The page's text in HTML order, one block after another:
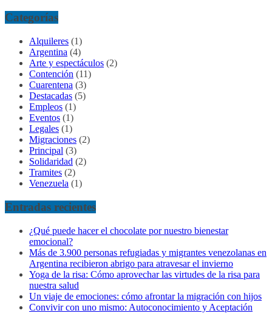
Categorías
Alquileres (1)
Argentina (4)
Arte y espectáculos (2)
Contención (11)
Cuarentena (3)
Destacadas (5)
Empleos (1)
Eventos (1)
Legales (1)
Migraciones (2)
Principal (3)
Solidaridad (2)
Tramites (2)
Venezuela (1)
Entradas recientes
¿Qué puede hacer el chocolate por nuestro bienestar
emocional?
Más de 3.900 personas refugiadas y migrantes venezolanas en
Argentina recibieron abrigo para atravesar el invierno
Yoga de la risa: Cómo aprovechar las virtudes de la risa para
nuestra salud
Un viaje de emociones: cómo afrontar la migración con hijos
Convivir con uno mismo: Autoconocimiento y Aceptación